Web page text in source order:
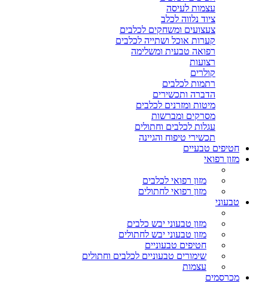
עצמות לעיסה
ציוד נלווה לכלב
צעצועים ומשחקים לכלבים
קערות אוכל ושתייה לכלבים
רפואה טבעית ומשלימה
רצועות
קולרים
רתמות לכלבים
הדברה ותכשירים
מיטות ומזרנים לכלבים
מסרקים ומברשות
עגלות לכלבים וחתולים
תכשירי טיפוח והגיינה
חטיפים טבעיים
מזון רפואי
מזון רפואי לכלבים
מזון רפואי לחתולים
טבעוני
מזון טבעוני יבש כלבים
מזון טבעוני יבש לחתולים
חטיפים טבעוניים
שימורים טבעוניים לכלבים וחתולים
עצמות
מכרסמים